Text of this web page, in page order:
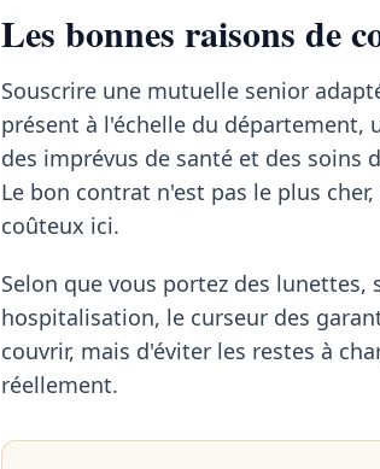
Les bonnes raisons de
Souscrire une mutuelle senior
présent à l'échelle du département,
des imprévus de santé et des soins
Le bon contrat n'est pas le plus
coûteux ici.
Selon que vous portez des
hospitalisation, le curseur des
couvrir, mais d'éviter les restes à
réellement.